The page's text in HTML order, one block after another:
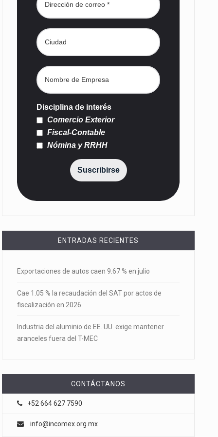
Disciplina de interés
Comercio Exterior
Fiscal-Contable
Nómina y RRHH
Suscribirse
ENTRADAS RECIENTES
Exportaciones de autos caen 9.67 % en julio
Cae 1.05 % la recaudación del SAT por actos de
fiscalización en 2026
Industria del aluminio de EE. UU. exige mantener
aranceles fuera del T-MEC
CONTÁCTANOS
+52 664 627 7590
info@incomex.org.mx